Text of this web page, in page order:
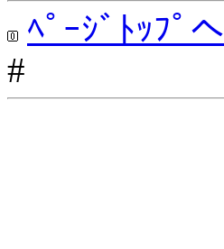
ﾍﾟｰｼﾞﾄｯﾌﾟへ
#